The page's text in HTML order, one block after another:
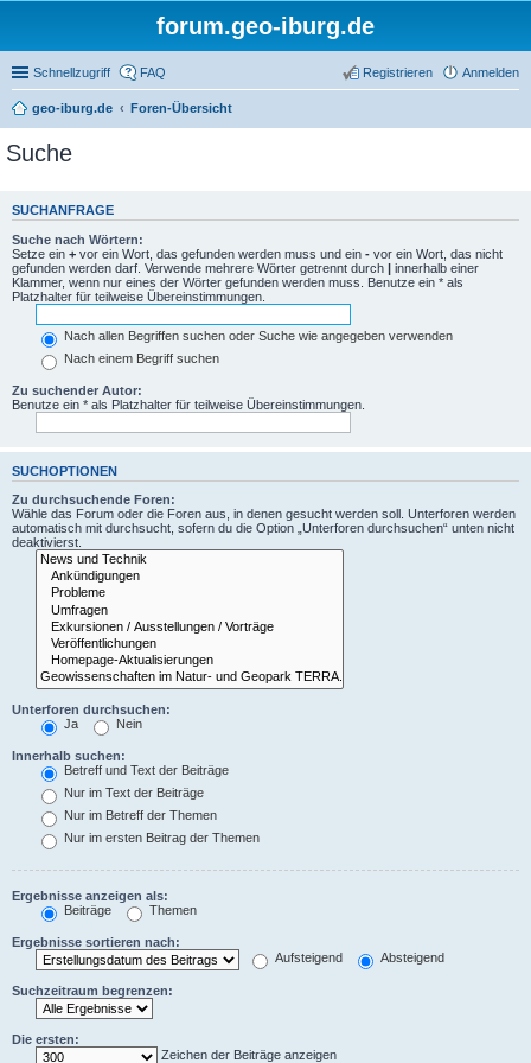
forum.geo-iburg.de
Schnellzugriff FAQ Anmelden
Registrieren
geo-iburg.de Foren-Übersicht
Suche
SUCHANFRAGE
Suche nach Wörtern:
Setze ein + vor ein Wort, das gefunden werden muss und ein - vor ein Wort, das nicht
gefunden werden darf. Verwende mehrere Wörter getrennt durch | innerhalb einer
Klammer, wenn nur eines der Wörter gefunden werden muss. Benutze ein * als
Platzhalter für teilweise Übereinstimmungen.
Nach allen Begriffen suchen oder Suche wie angegeben verwenden
Nach einem Begriff suchen
Zu suchender Autor:
Benutze ein * als Platzhalter für teilweise Übereinstimmungen.
SUCHOPTIONEN
Zu durchsuchende Foren:
Wähle das Forum oder die Foren aus, in denen gesucht werden soll. Unterforen werden
automatisch mit durchsucht, sofern du die Option „Unterforen durchsuchen“ unten nicht
deaktivierst.
Unterforen durchsuchen:
Ja
Nein
Innerhalb suchen:
Betreff und Text der Beiträge
Nur im Text der Beiträge
Nur im Betreff der Themen
Nur im ersten Beitrag der Themen
Ergebnisse anzeigen als:
Beiträge
Themen
Ergebnisse sortieren nach:
Aufsteigend
Absteigend
Suchzeitraum begrenzen:
Die ersten:
Zeichen der Beiträge anzeigen